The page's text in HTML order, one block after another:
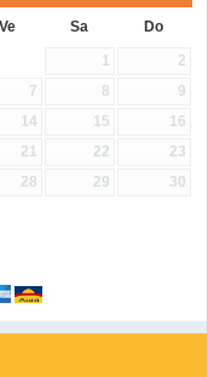
Ve Sa Do
1
2
7 8
9
14 15
16
21 22
23
28 29
30